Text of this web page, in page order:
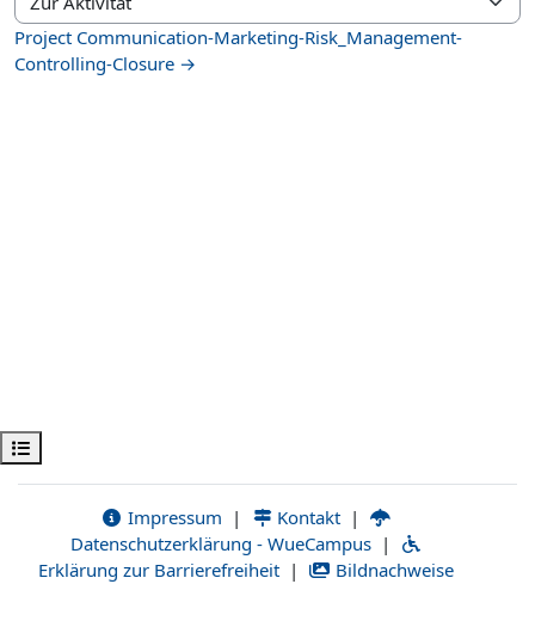
Kursindex öffnen
Zur Aktivität
Project Communication-Marketing-Risk_Management-
Controlling-Closure →
Impressum | Kontakt |
Datenschutzerklärung - WueCampus |
Erklärung zur Barrierefreiheit | Bildnachweise